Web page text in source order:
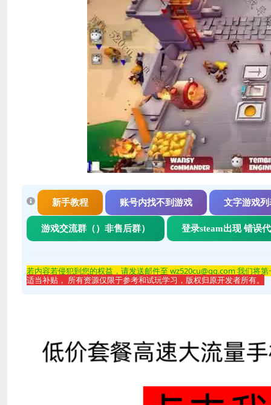
新手教程 账号内找不到游戏 文字游戏列
游戏交流群（）非售后群） 登录steam出现 错误
若内容若侵犯到您的权益，请发送邮件至 wz520cu@qq.com 我们将
适当补贴， 所有资源仅限于参考和试玩学习，版权归原开发者所有。